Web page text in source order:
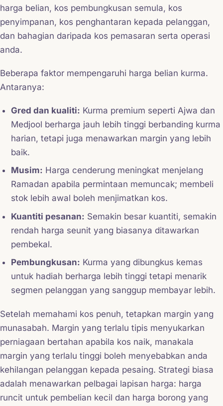
harga belian, kos pembungkusan semula, kos
penyimpanan, kos penghantaran kepada pelanggan,
dan bahagian daripada kos pemasaran serta operasi
anda.
Beberapa faktor mempengaruhi harga belian kurma.
Antaranya:
Gred dan kualiti: Kurma premium seperti Ajwa dan
Medjool berharga jauh lebih tinggi berbanding kurma
harian, tetapi juga menawarkan margin yang lebih
baik.
Musim: Harga cenderung meningkat menjelang
Ramadan apabila permintaan memuncak; membeli
stok lebih awal boleh menjimatkan kos.
Kuantiti pesanan: Semakin besar kuantiti, semakin
rendah harga seunit yang biasanya ditawarkan
pembekal.
Pembungkusan: Kurma yang dibungkus kemas
untuk hadiah berharga lebih tinggi tetapi menarik
segmen pelanggan yang sanggup membayar lebih.
Setelah memahami kos penuh, tetapkan margin yang
munasabah. Margin yang terlalu tipis menyukarkan
perniagaan bertahan apabila kos naik, manakala
margin yang terlalu tinggi boleh menyebabkan anda
kehilangan pelanggan kepada pesaing. Strategi biasa
adalah menawarkan pelbagai lapisan harga: harga
runcit untuk pembelian kecil dan harga borong yang